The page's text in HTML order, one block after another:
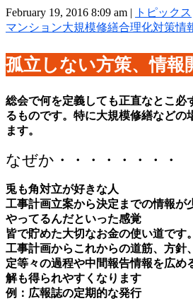
February 19, 2016 8:09 am | トピックス
マンション大規模修繕合理化対策情
孤立しない方策、情報
総会で何を定義しても正直なとこ必
るものです。特に大規模修繕などの
ます。
なぜか・・・・・・・・
兎も角対立が好きな人
工事計画立案から決定までの情報が
やってるんだといった感覚
皆で貯めた大切なお金の使い道です。
工事計画からこれからの道筋、方針
定等々の過程や中間報告情報を広め
解も得られやすくなります
例：広報誌の定期的な発行